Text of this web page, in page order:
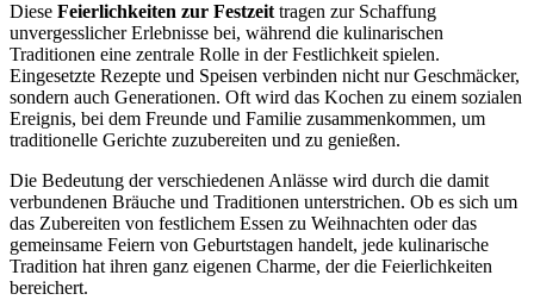
Diese Feierlichkeiten zur Festzeit tragen zur Schaffung
unvergesslicher Erlebnisse bei, während die kulinarischen
Traditionen eine zentrale Rolle in der Festlichkeit spielen.
Eingesetzte Rezepte und Speisen verbinden nicht nur Geschmäcker,
sondern auch Generationen. Oft wird das Kochen zu einem sozialen
Ereignis, bei dem Freunde und Familie zusammenkommen, um
traditionelle Gerichte zuzubereiten und zu genießen.
Die Bedeutung der verschiedenen Anlässe wird durch die damit
verbundenen Bräuche und Traditionen unterstrichen. Ob es sich um
das Zubereiten von festlichem Essen zu Weihnachten oder das
gemeinsame Feiern von Geburtstagen handelt, jede kulinarische
Tradition hat ihren ganz eigenen Charme, der die Feierlichkeiten
bereichert.